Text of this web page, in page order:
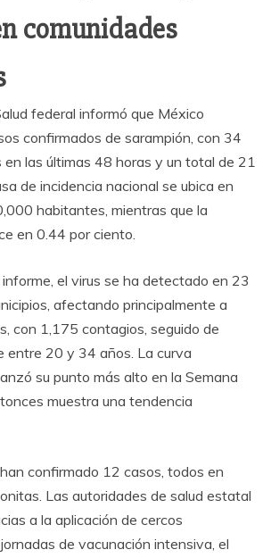
comunidades
federal informó que México
confirmados de sarampión, con 34
las últimas 48 horas y un total de 21
de incidencia nacional se ubica en
habitantes, mientras que la
en 0.44 por ciento.
el virus se ha detectado en 23
afectando principalmente a
con 1,175 contagios, seguido de
entre 20 y 34 años. La curva
su punto más alto en la Semana
muestra una tendencia
confirmado 12 casos, todos en
Las autoridades de salud estatal
a la aplicación de cercos
de vacunación intensiva, el